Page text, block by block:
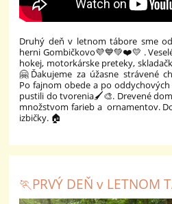
Druhý deň v letnom tábore sme
herni Gombičkovo💜💙💚❤️💛 .
hokej, motorkárske preteky,
🤗Ďakujeme za úžasne strávené
Po fajnom obede a po
pustili do tvorenia🖌️🎨. Drevené
množstvom farieb a ornamentov.
izbičky. 🏠
🏃‍PRVÝ DEŇ v LETNOM